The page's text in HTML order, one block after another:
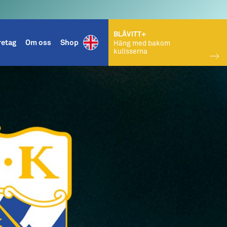
Om oss Shop
BLÅVITT+
Häng med bakom
kulisserna